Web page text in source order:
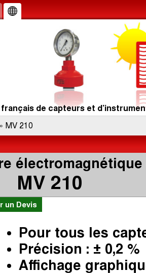
de capteurs et
» MV 210
MV 210
un Devis
Pour tous les
Précision : ± 0,2 %
Affichage